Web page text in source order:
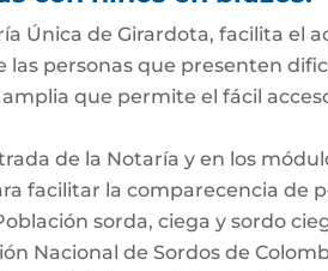
Única de Girardota, facilita el
las personas que presenten
que permite el fácil
de la Notaría y en los
facilitar la comparecencia de
sorda, ciega y sordo
Nacional de Sordos de